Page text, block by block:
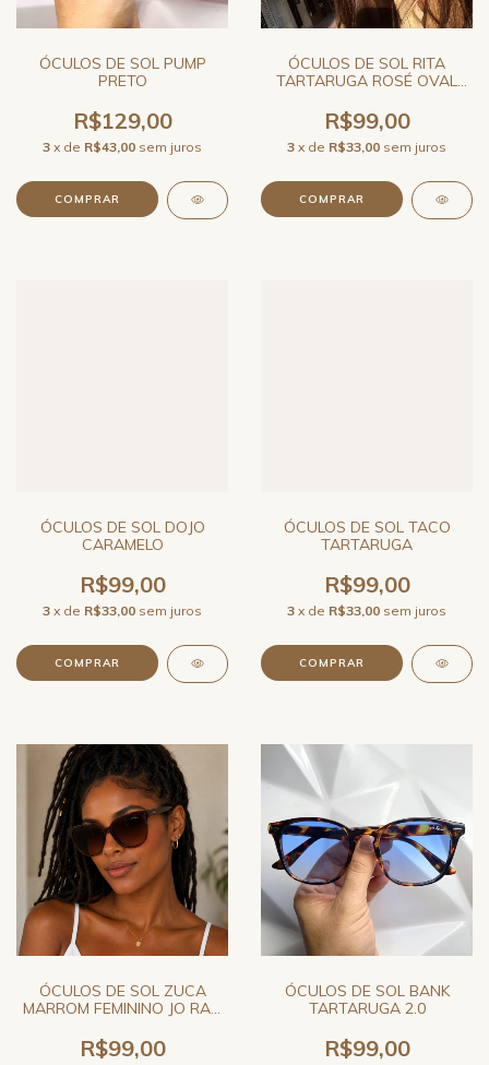
ÓCULOS DE SOL PUMP
PRETO
R$129,00
3 x de R$43,00 sem juros
ÓCULOS DE SOL RITA
TARTARUGA ROSÉ OVAL
R$99,00
3 x de R$33,00 sem juros
ÓCULOS DE SOL DOJO
CARAMELO
R$99,00
3 x de R$33,00 sem juros
ÓCULOS DE SOL TACO
TARTARUGA
R$99,00
3 x de R$33,00 sem juros
ÓCULOS DE SOL ZUCA
MARROM FEMININO JO RAM
R$99,00
ÓCULOS DE SOL BANK
TARTARUGA 2.0
R$99,00